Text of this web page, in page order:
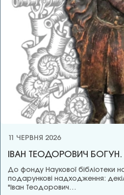
11 ЧЕРВНЯ 2026
ІВАН ТЕОДОРОВИЧ БОГУН.
До фонду Наукової бібліотеки
подарункові надходження:
"Іван Теодорович…